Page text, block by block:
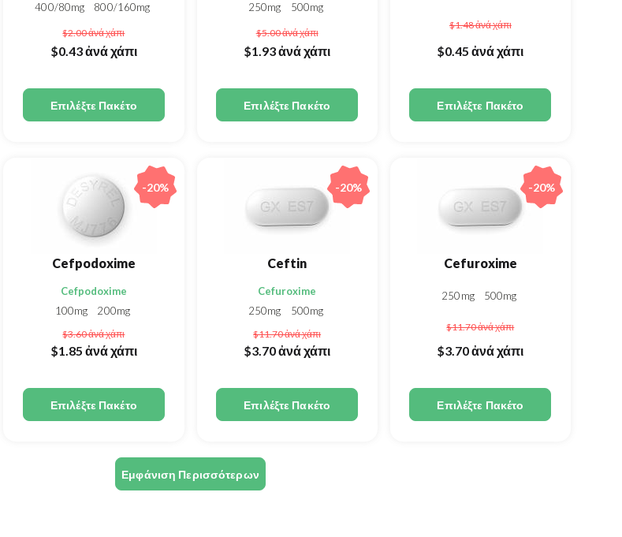
400/80mg
800/160mg
$2.00ἀνά χάπι
$0.43ἀνά χάπι
Επιλέξτε Πακέτο
250mg
500mg
$5.00ἀνά χάπι
$1.93ἀνά χάπι
Επιλέξτε Πακέτο
$1.48ἀνά χάπι
$0.45ἀνά χάπι
Επιλέξτε Πακέτο
Cefpodoxime
Cefpodoxime
100mg
200mg
$3.60ἀνά χάπι
$1.85 ἀνά χάπι
Επιλέξτε Πακέτο
-20%
Ceftin
Cefuroxime
250mg
500mg
$11.70ἀνά χάπι
$3.70ἀνά χάπι
Επιλέξτε Πακέτο
-20%
Cefuroxime
250mg 500mg
$11.70ἀνά χάπι
$3.70ἀνά χάπι
Επιλέξτε Πακέτο
-20%
Εμφάνιση Περισσότερων